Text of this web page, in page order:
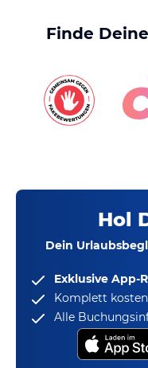
Finde
Hol
Dein
Exklusive App-
Komplett
Alle